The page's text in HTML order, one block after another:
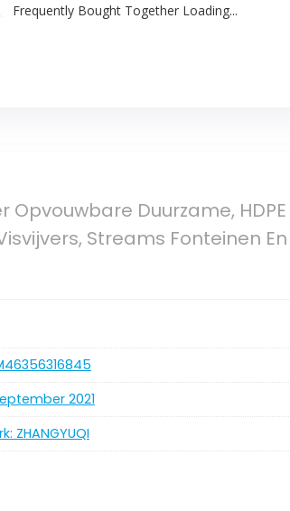
Frequently Bought Together Loading...
Opvouwbare Duurzame,
Streams Fonteinen
2021
ZHANGYUQI